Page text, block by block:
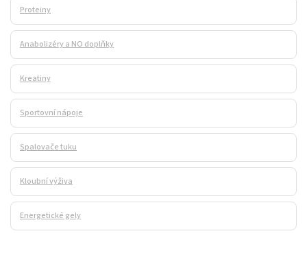
Proteiny
Anabolizéry a NO doplňky
Kreatiny
Sportovní nápoje
Spalovače tuku
Kloubní výživa
Energetické gely